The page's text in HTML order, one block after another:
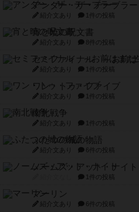
アンダー・ザ・テーブラー
紹介文あり 1件の投稿
宵と暁の呪文書
紹介文あり 8件の投稿
セミファイナル ～お前は
紹介文あり 1件の投稿
ワン・トゥ・ファイブ
紹介文あり 1件の投稿
南北戦争
紹介文あり 1件の投稿
ふたつの城の物語
紹介文あり 6件の投稿
ノームズ・アット・ナイト
1件の投稿
マーリン
紹介文あり 6件の投稿